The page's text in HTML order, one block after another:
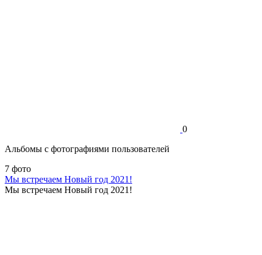
0
Альбомы с фотографиями пользователей
7 фото
Мы встречаем Новый год 2021!
Мы встречаем Новый год 2021!